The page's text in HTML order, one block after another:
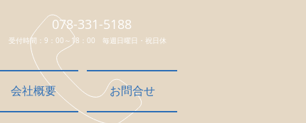
​078-331-5188
受付時間：9：00～18：00 毎週日曜日・祝日休
会社概要 お問合せ